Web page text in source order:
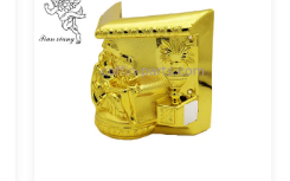
Plastic (PP, ABS) Color: Gold,
silver, copper Delivery Time: